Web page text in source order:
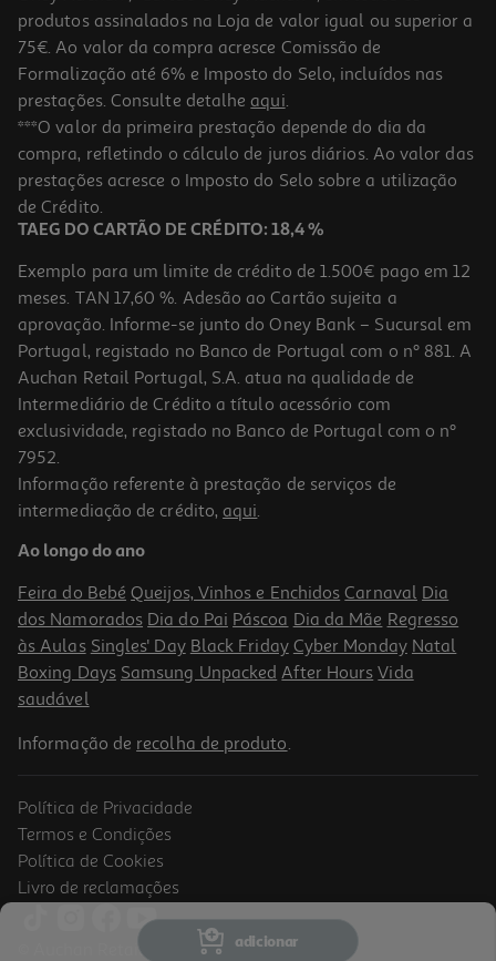
adicionar
produtos assinalados na Loja de valor igual ou superior a
75€. Ao valor da compra acresce Comissão de
Formalização até 6% e Imposto do Selo, incluídos nas
prestações. Consulte detalhe aqui.
***O valor da primeira prestação depende do dia da
compra, refletindo o cálculo de juros diários. Ao valor das
prestações acresce o Imposto do Selo sobre a utilização
de Crédito.
TAEG DO CARTÃO DE CRÉDITO: 18,4 %
Exemplo para um limite de crédito de 1.500€ pago em 12
meses. TAN 17,60 %. Adesão ao Cartão sujeita a
aprovação. Informe-se junto do Oney Bank – Sucursal em
Portugal, registado no Banco de Portugal com o nº 881. A
Auchan Retail Portugal, S.A. atua na qualidade de
Intermediário de Crédito a título acessório com
exclusividade, registado no Banco de Portugal com o nº
7952.
Informação referente à prestação de serviços de
intermediação de crédito, aqui.
Ao longo do ano
Feira do Bebé Queijos, Vinhos e Enchidos Carnaval Dia
dos Namorados Dia do Pai Páscoa Dia da Mãe Regresso
às Aulas Singles' Day Black Friday Cyber Monday Natal
Boxing Days Samsung Unpacked After Hours Vida
saudável
Informação de recolha de produto.
Política de Privacidade
Termos e Condições
Política de Cookies
Livro de reclamações
© Auchan Retail Portugal